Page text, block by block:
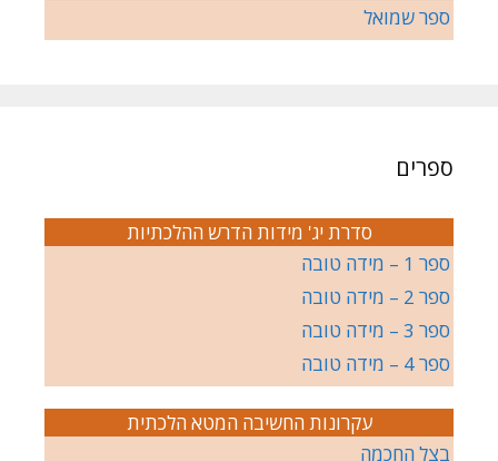
ספר שמואל
ספרים
סדרת יג' מידות הדרש ההלכתיות
ספר 1 – מידה טובה
ספר 2 – מידה טובה
ספר 3 – מידה טובה
ספר 4 – מידה טובה
עקרונות החשיבה המטא הלכתית
בצל החכמה